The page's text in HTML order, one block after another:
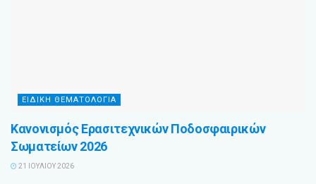
ΕΙΔΙΚΗ ΘΕΜΑΤΟΛΟΓΙΑ
Κανονισμός Ερασιτεχνικών Ποδοσφαιρικών
Σωματείων 2026
21 ΙΟΥΛΊΟΥ 2026